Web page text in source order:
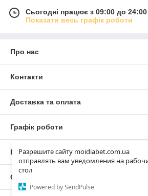
Разрешите сайту moidiabet.com.ua
отправлять вам уведомления на
стол
Powered by SendPulse
Сьогодні працює з 09:00 до 24:00
Показати весь графік роботи
Про нас
Контакти
Доставка та оплата
Графік роботи
Повна версія сайту
Сайт створено на маркетплейсі